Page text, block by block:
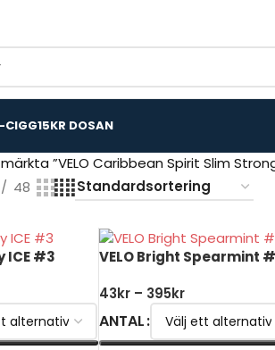
CIGG15KR DOSAN
”VELO Caribbean Spirit Slim
48
ICE #3
VELO Bright Spearmint
43kr – 395kr
ANTAL